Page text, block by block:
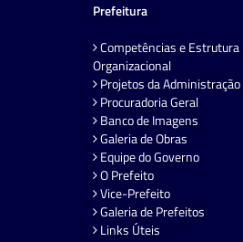
Prefeitura
Competências e Estrutura
Organizacional
Projetos da Administração
Procuradoria Geral
Banco de Imagens
Galeria de Obras
Equipe do Governo
O Prefeito
Vice-Prefeito
Galeria de Prefeitos
Links Úteis